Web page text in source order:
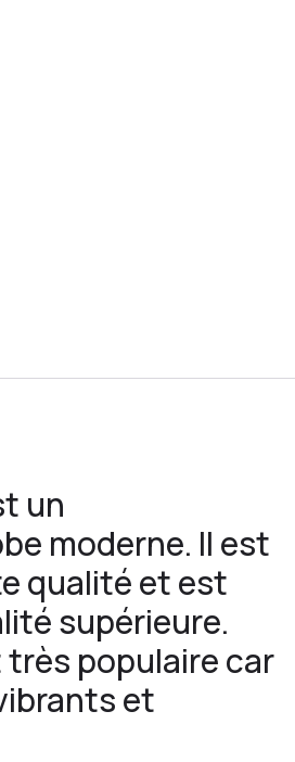
un
moderne. Il est
qualité et est
supérieure.
populaire car
et